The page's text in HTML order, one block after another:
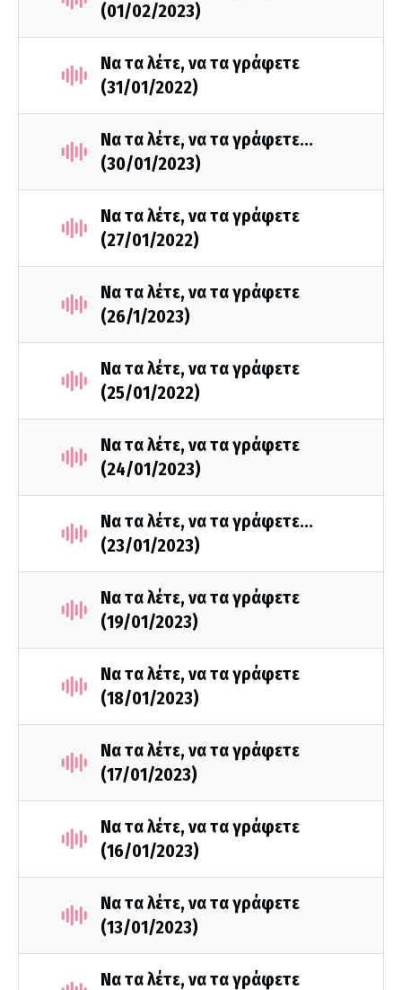
(01/02/2023)
Να τα λέτε, να τα γράφετε
(31/01/2022)
Να τα λέτε, να τα γράφετε...
(30/01/2023)
Να τα λέτε, να τα γράφετε
(27/01/2022)
Να τα λέτε, να τα γράφετε
(26/1/2023)
Να τα λέτε, να τα γράφετε
(25/01/2022)
Να τα λέτε, να τα γράφετε
(24/01/2023)
Να τα λέτε, να τα γράφετε...
(23/01/2023)
Να τα λέτε, να τα γράφετε
(19/01/2023)
Να τα λέτε, να τα γράφετε
(18/01/2023)
Να τα λέτε, να τα γράφετε
(17/01/2023)
Να τα λέτε, να τα γράφετε
(16/01/2023)
Να τα λέτε, να τα γράφετε
(13/01/2023)
Να τα λέτε, να τα γράφετε